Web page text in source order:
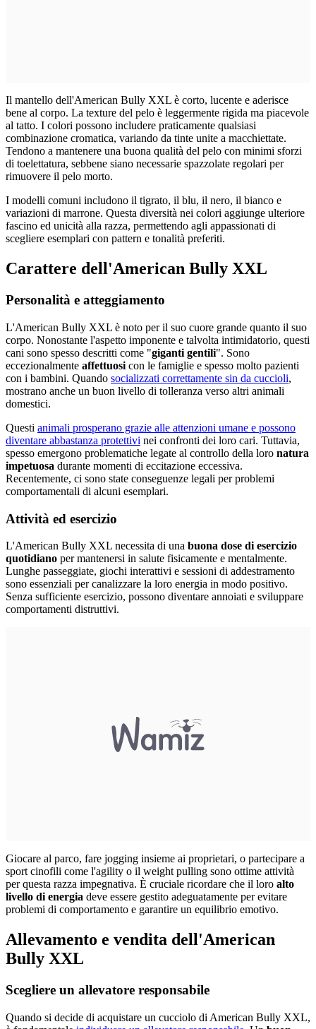
Il mantello dell'American Bully XXL è corto, lucente e aderisce
bene al corpo. La texture del pelo è leggermente rigida ma piacevole
al tatto. I colori possono includere praticamente qualsiasi
combinazione cromatica, variando da tinte unite a macchiettate.
Tendono a mantenere una buona qualità del pelo con minimi sforzi
di toelettatura, sebbene siano necessarie spazzolate regolari per
rimuovere il pelo morto.
I modelli comuni includono il tigrato, il blu, il nero, il bianco e
variazioni di marrone. Questa diversità nei colori aggiunge ulteriore
fascino ed unicità alla razza, permettendo agli appassionati di
scegliere esemplari con pattern e tonalità preferiti.
Carattere dell'American Bully XXL
Personalità e atteggiamento
L'American Bully XXL è noto per il suo cuore grande quanto il suo
corpo. Nonostante l'aspetto imponente e talvolta intimidatorio, questi
cani sono spesso descritti come "giganti gentili". Sono
eccezionalmente affettuosi con le famiglie e spesso molto pazienti
con i bambini. Quando socializzati correttamente sin da cuccioli,
mostrano anche un buon livello di tolleranza verso altri animali
domestici.
Questi animali prosperano grazie alle attenzioni umane e possono
diventare abbastanza protettivi nei confronti dei loro cari. Tuttavia,
spesso emergono problematiche legate al controllo della loro natura
impetuosa durante momenti di eccitazione eccessiva.
Recentemente, ci sono state conseguenze legali per problemi
comportamentali di alcuni esemplari.
Attività ed esercizio
L'American Bully XXL necessita di una buona dose di esercizio
quotidiano per mantenersi in salute fisicamente e mentalmente.
Lunghe passeggiate, giochi interattivi e sessioni di addestramento
sono essenziali per canalizzare la loro energia in modo positivo.
Senza sufficiente esercizio, possono diventare annoiati e sviluppare
comportamenti distruttivi.
Giocare al parco, fare jogging insieme ai proprietari, o partecipare a
sport cinofili come l'agility o il weight pulling sono ottime attività
per questa razza impegnativa. È cruciale ricordare che il loro alto
livello di energia deve essere gestito adeguatamente per evitare
problemi di comportamento e garantire un equilibrio emotivo.
Allevamento e vendita dell'American
Bully XXL
Scegliere un allevatore responsabile
Quando si decide di acquistare un cucciolo di American Bully XXL,